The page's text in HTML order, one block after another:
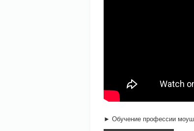
► Обучение профессии
▬▬▬▬▬▬▬▬▬▬▬